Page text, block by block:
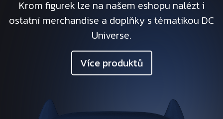
Krom figurek lze na našem eshopu nalézt i
ostatní merchandise a doplňky s tématikou DC
Universe.
Více produktů